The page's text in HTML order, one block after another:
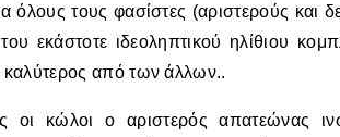
όλους τους φασίστες (αριστερούς και
εκάστοτε ιδεοληπτικού ηλίθιου
καλύτερος από των άλλων..
κώλοι ο αριστερός απατεώνας